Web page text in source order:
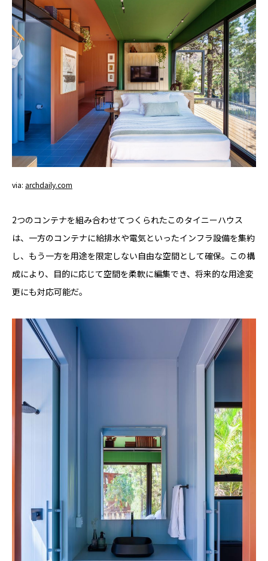
via: archdaily.com
2つのコンテナを組み合わせてつくられたこのタイニーハウス
は、一方のコンテナに給排水や電気といったインフラ設備を集約
し、もう一方を用途を限定しない自由な空間として確保。 この構
成により、目的に応じて空間を柔軟に編集でき、将来的な用途変
更にも対応可能だ。